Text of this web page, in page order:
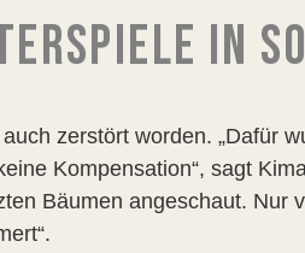
IN
zerstört worden. „Dafür
Kompensation“, sagt
Bäumen angeschaut. Nur